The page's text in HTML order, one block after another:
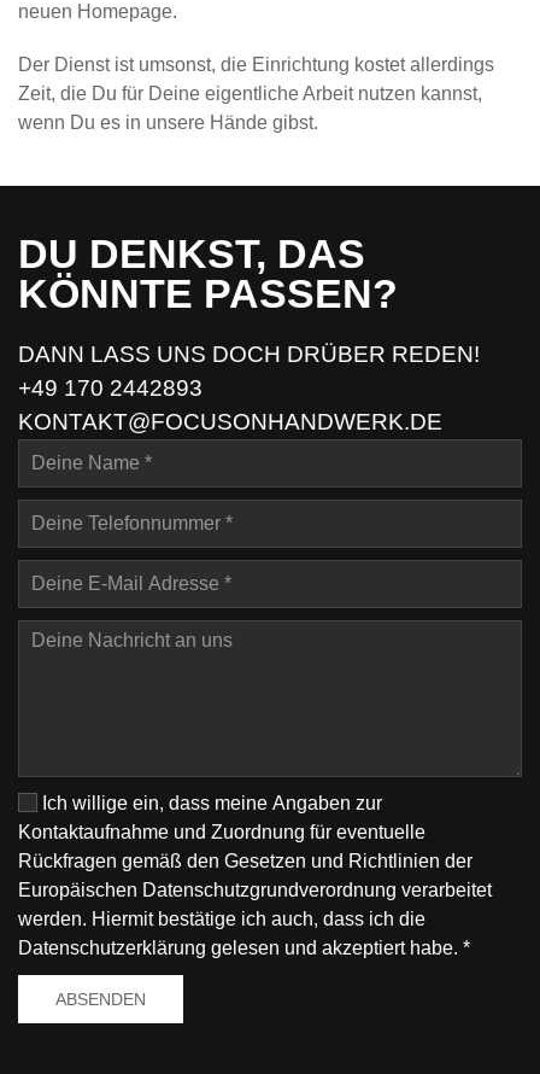
neuen Homepage.
Der Dienst ist umsonst, die Einrichtung kostet allerdings
Zeit, die Du für Deine eigentliche Arbeit nutzen kannst,
wenn Du es in unsere Hände gibst.
DU DENKST, DAS
KÖNNTE PASSEN?
DANN LASS UNS DOCH DRÜBER REDEN!
+49 170 2442893
KONTAKT@FOCUSONHANDWERK.DE
Kontaktaufnahme und Zuordnung für eventuelle
Rückfragen gemäß den Gesetzen und Richtlinien der
Europäischen Datenschutzgrundverordnung verarbeitet
werden. Hiermit bestätige ich auch, dass ich die
Datenschutzerklärung gelesen und akzeptiert habe. *